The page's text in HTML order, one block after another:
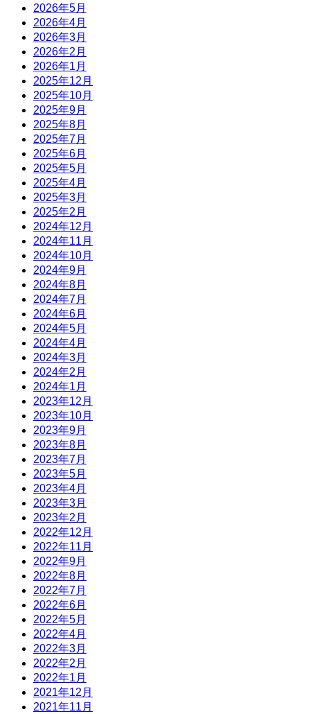
2026年5月
2026年4月
2026年3月
2026年2月
2026年1月
2025年12月
2025年10月
2025年9月
2025年8月
2025年7月
2025年6月
2025年5月
2025年4月
2025年3月
2025年2月
2024年12月
2024年11月
2024年10月
2024年9月
2024年8月
2024年7月
2024年6月
2024年5月
2024年4月
2024年3月
2024年2月
2024年1月
2023年12月
2023年10月
2023年9月
2023年8月
2023年7月
2023年5月
2023年4月
2023年3月
2023年2月
2022年12月
2022年11月
2022年9月
2022年8月
2022年7月
2022年6月
2022年5月
2022年4月
2022年3月
2022年2月
2022年1月
2021年12月
2021年11月